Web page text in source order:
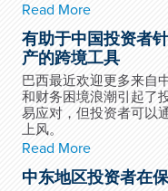
Read More
有助于中国投资者
产的跨境工具
巴西最近欢迎更多来自
和财务困境浪潮引起了
易应对，但投资者可以
上风。
Read More
中东地区投资者在